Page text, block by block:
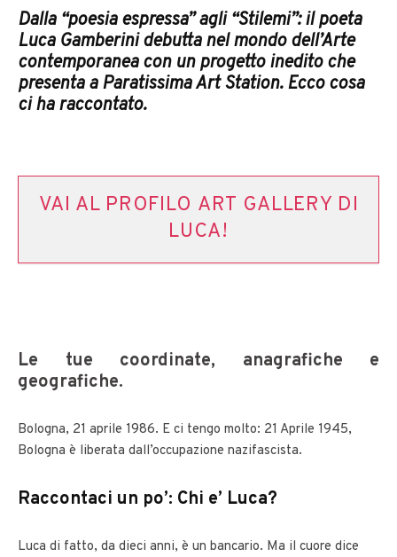
Dalla “poesia espressa” agli “Stilemi”: il poeta
Luca Gamberini debutta nel mondo dell’Arte
contemporanea con un progetto inedito che
presenta a Paratissima Art Station. Ecco cosa
ci ha raccontato.
VAI AL PROFILO ART GALLERY DI
LUCA!
Le tue coordinate, anagrafiche e
geografiche.
Bologna, 21 aprile 1986. E ci tengo molto: 21 Aprile 1945,
Bologna è liberata dall’occupazione nazifascista.
Raccontaci un po’: Chi e’ Luca?
Luca di fatto, da dieci anni, è un bancario. Ma il cuore dice